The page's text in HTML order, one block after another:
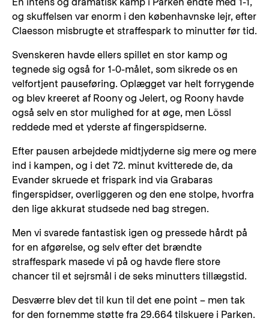
og skuffelsen var enorm i den københavnske lejr, efter
Claesson misbrugte et straffespark to minutter før tid.
Svenskeren havde ellers spillet en stor kamp og
tegnede sig også for 1-0-målet, som sikrede os en
velfortjent pauseføring. Oplægget var helt forrygende
og blev kreeret af Roony og Jelert, og Roony havde
også selv en stor mulighed for at øge, men Lössl
reddede med et yderste af fingerspidserne.
Efter pausen arbejdede midtjyderne sig mere og mere
ind i kampen, og i det 72. minut kvitterede de, da
Evander skruede et frispark ind via Grabaras
fingerspidser, overliggeren og den ene stolpe, hvorfra
den lige akkurat studsede ned bag stregen.
Men vi svarede fantastisk igen og pressede hårdt på
for en afgørelse, og selv efter det brændte
straffespark masede vi på og havde flere store
chancer til et sejrsmål i de seks minutters tillægstid.
Desværre blev det til kun til det ene point – men tak
for den fornemme støtte fra 29.664 tilskuere i Parken.